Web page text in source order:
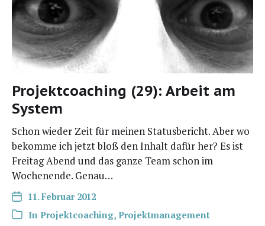
Projektcoaching (29): Arbeit am
System
Schon wie­der Zeit für mei­nen Sta­tus­be­richt. Aber wo
bekom­me ich jetzt bloß den Inhalt dafür her? Es ist
Frei­tag Abend und das gan­ze Team schon im
Wochen­en­de. Genau…
11. Februar 2012
In Projektcoaching, Projektmanagement